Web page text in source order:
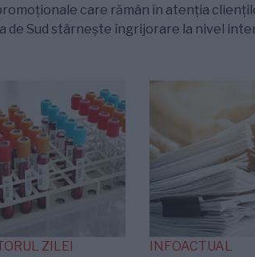
care rămân în atenția
de Sud stârnește îngrijorare la nivel
ZILEI INFOACTUAL